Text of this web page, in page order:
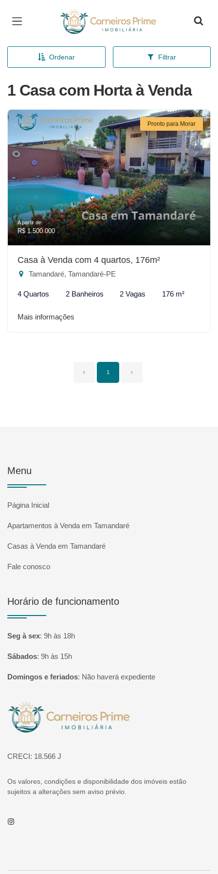
Página inicial
Ordenar Filtrar
1 Casa com Horta à Venda
Pronto para Morar
A partir de:
R$ 1.500.000
Casa à Venda com 4 quartos, 176m²
Tamandaré, Tamandaré-PE
4 Quartos 2 Banheiros 2 Vagas 176 m²
Mais informações
‹ 1 ›
Menu
Página Inicial
Apartamentos à Venda em Tamandaré
Casas à Venda em Tamandaré
Fale conosco
Horário de funcionamento
Seg à sex: 9h às 18h
Sábados: 9h às 15h
Domingos e feriados: Não haverá expediente
Página inicial
CRECI: 18.566 J
Os valores, condições e disponibilidade dos imóveis estão
sujeitos a alterações sem aviso prévio.
Instagram